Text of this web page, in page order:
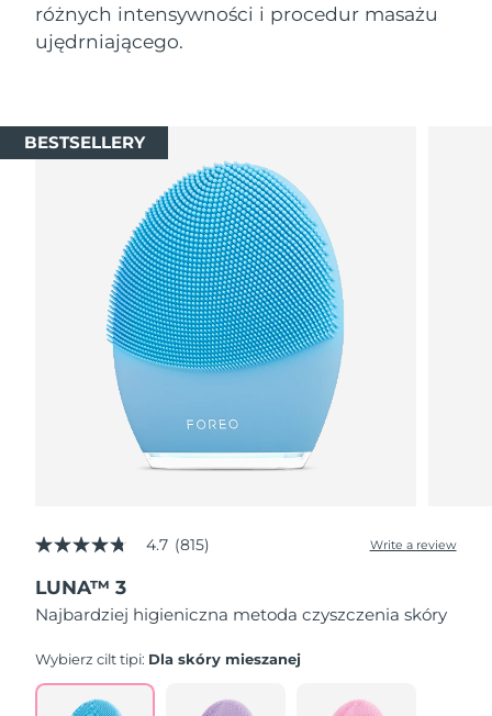
różnych intensywności i procedur masażu
ujędrniającego.
BESTSELLERY
4.7
of
5
stars,
rating
Read
4.7 (815) Write a review
LUNA™ 3
Najbardziej higieniczna metoda czyszczenia skóry
Wybierz cilt tipi: Dla skóry mieszanej